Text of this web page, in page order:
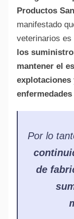
Productos
manifestado
veterinarios es
los
mantener el
Por lo
de